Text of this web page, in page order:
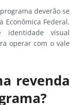
deverão se
Econômica Federal.
identidade visual
operar com o vale
revenda